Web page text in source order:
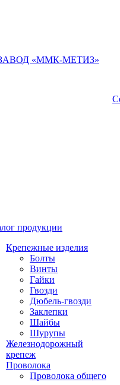
«ММК-МЕТИЗ»
продукции
Крепежные изделия
Болты
Винты
Гайки
Гвозди
Дюбель-гвозди
Заклепки
Шайбы
Шурупы
Железнодорожный
крепеж
Проволока
Проволока общего